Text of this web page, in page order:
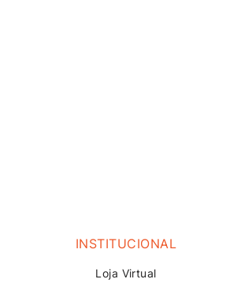
INSTITUCIONAL
Loja Virtual